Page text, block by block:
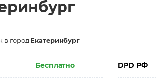
в город Екатеринбург
Бесплатно DPD РФ